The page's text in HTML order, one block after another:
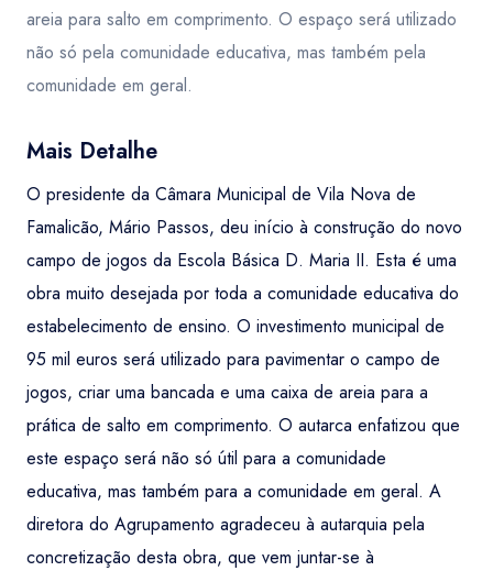
areia para salto em comprimento. O espaço será utilizado
não só pela comunidade educativa, mas também pela
comunidade em geral.
Mais Detalhe
O presidente da Câmara Municipal de Vila Nova de
Famalicão, Mário Passos, deu início à construção do novo
campo de jogos da Escola Básica D. Maria II. Esta é uma
obra muito desejada por toda a comunidade educativa do
estabelecimento de ensino. O investimento municipal de
95 mil euros será utilizado para pavimentar o campo de
jogos, criar uma bancada e uma caixa de areia para a
prática de salto em comprimento. O autarca enfatizou que
este espaço será não só útil para a comunidade
educativa, mas também para a comunidade em geral. A
diretora do Agrupamento agradeceu à autarquia pela
concretização desta obra, que vem juntar-se à